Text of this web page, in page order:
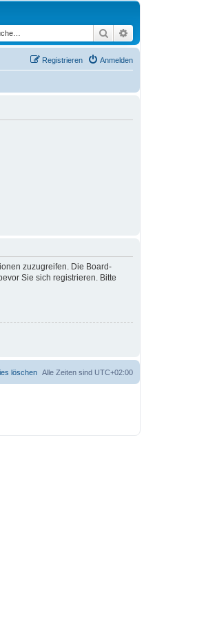
Suche
Anmelden
Registrieren
zuzugreifen. Die Board-
Sie sich registrieren. Bitte
Alle Zeiten sind UTC+02:00
löschen